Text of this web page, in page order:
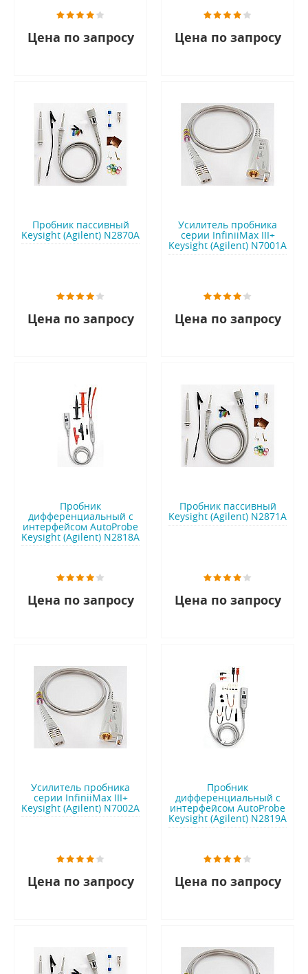
Цена по запросу Цена по запросу
Пробник пассивный
Keysight (Agilent) N2870A
Цена по запросу
Усилитель пробника
серии InfiniiMax III+
Keysight (Agilent) N7001A
Цена по запросу
Пробник
дифференциальный с
интерфейсом AutoProbe
Keysight (Agilent) N2818A
Цена по запросу
Пробник пассивный
Keysight (Agilent) N2871A
Цена по запросу
Усилитель пробника
серии InfiniiMax III+
Keysight (Agilent) N7002A
Цена по запросу
Пробник
дифференциальный с
интерфейсом AutoProbe
Keysight (Agilent) N2819A
Цена по запросу